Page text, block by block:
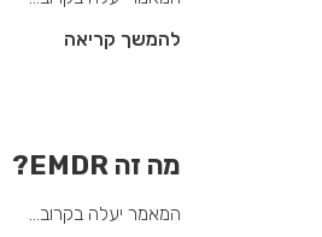
להמשך קריאה
מה זה EMDR?
המאמר יעלה בקרוב…